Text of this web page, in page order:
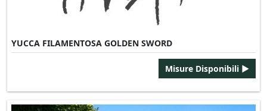
YUCCA FILAMENTOSA GOLDEN SWORD
Misure Disponibili ►